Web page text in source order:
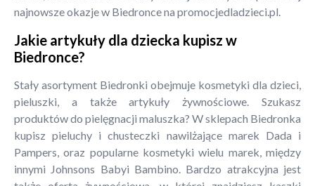
najnowsze okazje w Biedronce na promocjedladzieci.pl.
Jakie artykuły dla dziecka kupisz w
Biedronce?
Stały asortyment Biedronki obejmuje kosmetyki dla dzieci,
pieluszki, a także artykuły żywnościowe. Szukasz
produktów do pielęgnacji maluszka? W sklepach Biedronka
kupisz pieluchy i chusteczki nawilżające marek Dada i
Pampers, oraz popularne kosmetyki wielu marek, między
innymi Johnsons Babyi Bambino. Bardzo atrakcyjna jest